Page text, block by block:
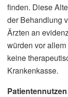
finden. Diese
der Behandlung
Ärzten an
würden vor
keine
Krankenkasse.